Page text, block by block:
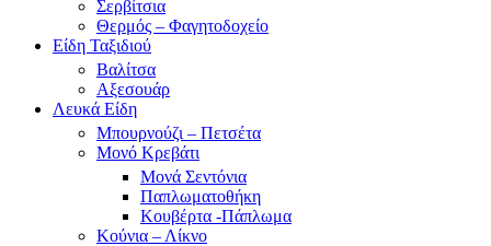
Σερβίτσια
Θερμός – Φαγητοδοχείο
Είδη Ταξιδιού
Βαλίτσα
Αξεσουάρ
Λευκά Είδη
Μπουρνούζι – Πετσέτα
Μονό Κρεβάτι
Μονά Σεντόνια
Παπλωματοθήκη
Κουβέρτα -Πάπλωμα
Κούνια – Λίκνο